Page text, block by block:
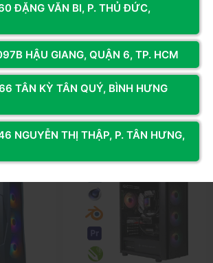
| RTX
NVME 512G
16%)
Mã SP: GA127.3051
PC Gaming CORE I7 12700KF | RTX
3050 6G hoặc 1660 SUPER 6G |
RAM 32G | NVME 512G
24.928.000đ
Thêm vào giỏ
ĐẶNG VĂN BI, P. THỦ ĐỨC,
HẬU GIANG, QUẬN 6, TP. HCM
TÂN KỲ TÂN QUÝ, BÌNH HƯNG
NGUYỄN THỊ THẬP, P. TÂN HƯNG,